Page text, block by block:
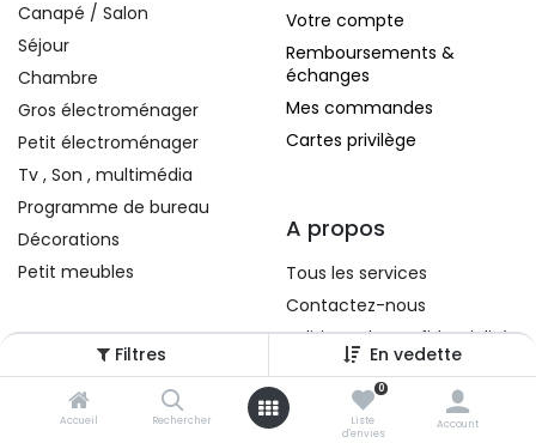
Filtres En vedette
Accueil Rechercher
0
Liste
d'envies
Account
Canapé / Salon
Séjour
Chambre
Gros électroménager
Petit électroménager
Tv , Son , multimédia
Programme de bureau
Décorations
Petit meubles
Votre compte
Remboursements &
échanges
Mes commandes
Cartes privilège
A propos
Tous les services
Contactez-nous
Politique de confidentialité
Conditions d'utilisation